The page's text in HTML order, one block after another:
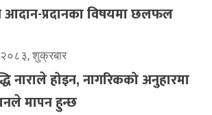
आदान-प्रदानका विषयमा छलफल
शुक्रबार
नाराले होइन, नागरिकको अनुहारमा
मापन हुन्छ